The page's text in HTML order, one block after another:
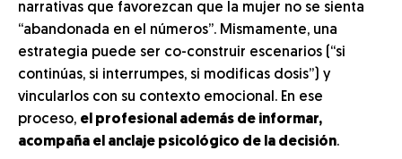
narrativas que favorezcan que la mujer no se sienta
“abandonada en el números”. Mismamente, una
estrategia puede ser co-construir escenarios (“si
continúas, si interrumpes, si modificas dosis”) y
vincularlos con su contexto emocional. En ese
proceso, el profesional además de informar,
acompaña el anclaje psicológico de la decisión.